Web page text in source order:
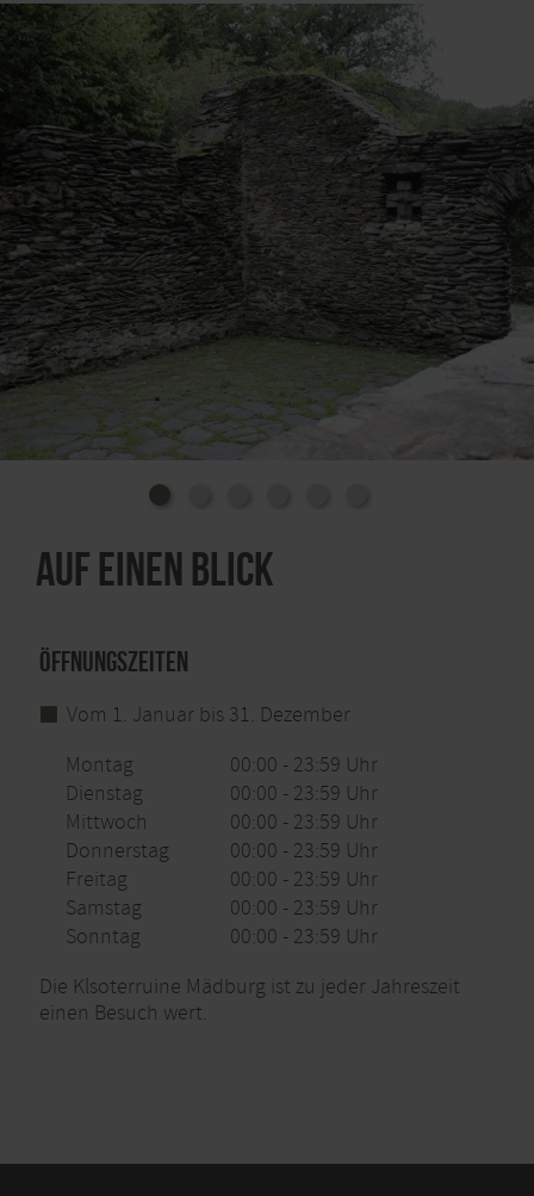
Franzosen, wurden die Kapelle, das Pfarrhaus und
auch das Kloster zum Abbruch verurteilt. Aus Kehrig
wollte niemand Hand anlegen, denn bei den
Großeltern stand die Kapelle in hohen Ehren. Da hat
sich ein gewisser Mann aus Polch dazu hergegeben.
Aber er hat kein Glück mit dem Erlös gehabt. Der
Altar kam in die St.-Wolfgang-Kapelle. Das Altarbild
stellt die armen Seelen im Fegefeuer dar. Das
Glöcklein kam nach Berresheim, eine
Muttergottesstatue ins Altersmuseum nach Mayen.
Die noch heute stehende Dreifaltigkeitskapelle
wurde von zwei Gräfinnen von Burg Monreal zum
Dank für Errettung aus Lebensgefahr erbaut. Ihre
Bildnisse standen früher in der Kapelle, sind aber
verschwunden."
Bis zum Jahre 1950 wurde die Kapelle von einer 350-
jährigen Buche überschattet, die im Volksmund
"Dicke Buche" hieß. Sie stand unter
Naturdenkmalschutz und fiel einem Unwetter zum
Opfer, das in der Nacht vom 4. zum 5. Juli 1950 die
© Ortsgemeinde Kehrig
Auf einen Blick
Öffnungszeiten
Vom 1. Januar bis 31. Dezember
Montag
00:00 - 23:59 Uhr
Dienstag
00:00 - 23:59 Uhr
Mittwoch
00:00 - 23:59 Uhr
Donnerstag
00:00 - 23:59 Uhr
Freitag
00:00 - 23:59 Uhr
Samstag
00:00 - 23:59 Uhr
Sonntag
00:00 - 23:59 Uhr
Die Klsoterruine Mädburg ist zu jeder Jahreszeit
einen Besuch wert.